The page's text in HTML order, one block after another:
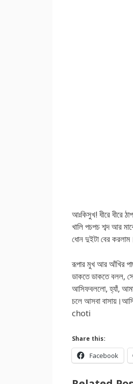
আঃকিসুখ! ধীরে ধীরে
খালি পচপচ শব্দ আর
ধোন দুইটা বের
রূপার মুখ আর আঁখির
ডাকতে ডাকতে বলল,
আসিফবললো, হ্যাঁ,
চলে আসবা
choti
Share this:
Facebook